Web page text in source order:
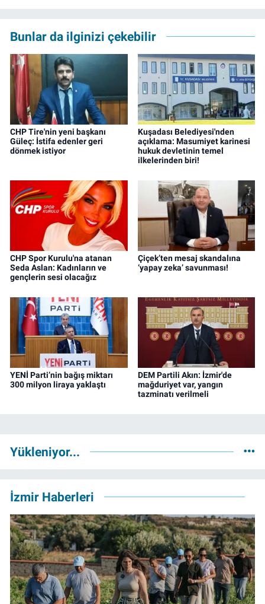
hayatına ise izgazete.net’te haber editörü
olarak devam ediyor.
Bunlar da ilginizi çekebilir
CHP Tire'nin yeni başkanı
Güleç: İstifa edenler geri
dönmek istiyor
Kuşadası Belediyesi'nden
açıklama: Masumiyet karinesi
hukuk devletinin temel
ilkelerinden biri!
CHP Spor Kurulu'na atanan
Seda Aslan: Kadınların ve
gençlerin sesi olacağız
Çiçek’ten mesaj skandalına
‘yapay zeka’ savunması!
YENİ Parti’nin bağış miktarı
300 milyon liraya yaklaştı
DEM Partili Akın: İzmir'de
mağduriyet var, yangın
tazminatı verilmeli
Yükleniyor...
İzmir Haberleri